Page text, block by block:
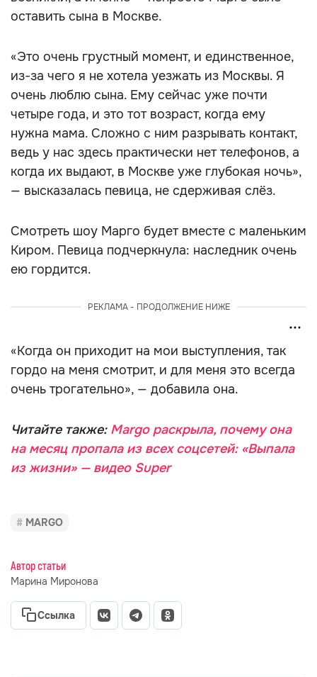
оставить сына в Москве.
«Это очень грустный момент, и единственное,
из-за чего я не хотела уезжать из Москвы. Я
очень люблю сына. Ему сейчас уже почти
четыре года, и это тот возраст, когда ему
нужна мама. Сложно с ним разрывать контакт,
ведь у нас здесь практически нет телефонов, а
когда их выдают, в Москве уже глубокая ночь»,
— высказалась певица, не сдерживая слёз.
Смотреть шоу Марго будет вместе с маленьким
Киром. Певица подчеркнула: наследник очень
ею гордится.
РЕКЛАМА - ПРОДОЛЖЕНИЕ НИЖЕ
«Когда он приходит на мои выступления, так
гордо на меня смотрит, и для меня это всегда
очень трогательно», — добавила она.
Читайте также: Margo раскрыла, почему она
на месяц пропала из всех соцсетей: «Выпала
из жизни» — видео Super
MARGO
Автор статьи
Марина Миронова
Ссылка